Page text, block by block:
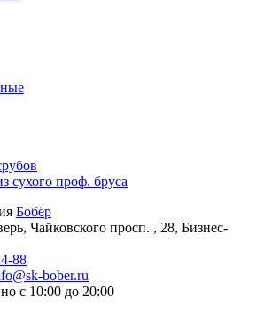
сухого проф. бруса
Бобёр
Чайковского просп. , 28, Бизнес-
88
bober.ru
с 10:00 до 20:00